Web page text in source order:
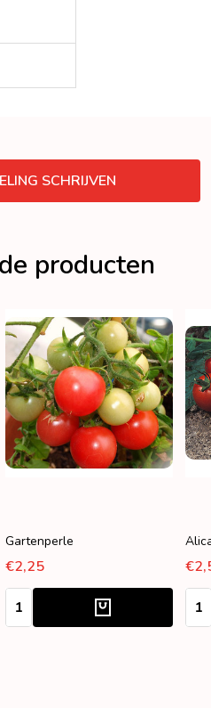
SCHRIJVEN
producten
Gartenperle
€2,25
Aantal: